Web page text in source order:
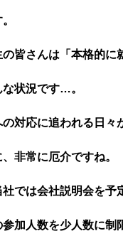
皆さんは「本格的に
状況です…。
対応に追われる日々
非常に厄介ですね。
では会社説明会を予
加人数を少人数に制